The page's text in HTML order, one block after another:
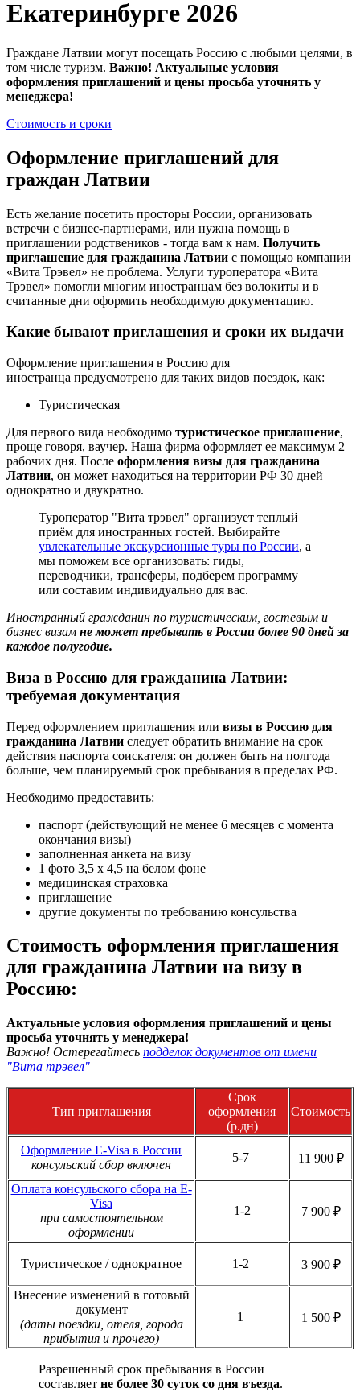
Екатеринбурге 2026
Граждане Латвии могут посещать Россию с любыми целями, в
том числе туризм. Важно! Актуальные условия
оформления приглашений и цены просьба уточнять у
менеджера!
Стоимость и сроки
Оформление приглашений для
граждан Латвии
Есть желание посетить просторы России, организовать
встречи с бизнес-партнерами, или нужна помощь в
приглашении родствеников - тогда вам к нам. Получить
приглашение для гражданина Латвии с помощью компании
«Вита Трэвел» не проблема. Услуги туроператора «Вита
Трэвел» помогли многим иностранцам без волокиты и в
считанные дни оформить необходимую документацию.
Какие бывают приглашения и сроки их выдачи
Оформление приглашения в Россию для
иностранца предусмотрено для таких видов поездок, как:
Туристическая
Для первого вида необходимо туристическое приглашение,
проще говоря, ваучер. Наша фирма оформляет ее максимум 2
рабочих дня. После оформления визы для гражданина
Латвии, он может находиться на территории РФ 30 дней
однократно и двукратно.
Туроператор "Вита трэвел" организует теплый
приём для иностранных гостей. Выбирайте
увлекательные экскурсионные туры по России, а
мы поможем все организовать: гиды,
переводчики, трансферы, подберем программу
или составим индивидуально для вас.
Иностранный гражданин по туристическим, гостевым и
бизнес визам не может пребывать в России более 90 дней за
каждое полугодие.
Виза в Россию для гражданина Латвии:
требуемая документация
Перед оформлением приглашения или визы в Россию для
гражданина Латвии следует обратить внимание на срок
действия паспорта соискателя: он должен быть на полгода
больше, чем планируемый срок пребывания в пределах РФ.
Необходимо предоставить:
паспорт (действующий не менее 6 месяцев с момента
окончания визы)
заполненная анкета на визу
1 фото 3,5 х 4,5 на белом фоне
медицинская страховка
приглашение
другие документы по требованию консульства
Стоимость оформления приглашения
для гражданина Латвии на визу в
Россию:
Актуальные условия оформления приглашений и цены
просьба уточнять у менеджера!
Важно! Остерегайтесь подделок документов от имени
"Вита трэвел"
Тип приглашения
Срок
оформления
(р.дн)
Стоимость
Оформление E-Visa в России
консульский сбор включен
5-7 11 900 ₽
Оплата консульского сбора на E-
Visa
при самостоятельном
оформлении
1-2 7 900 ₽
Туристическое / однократное 1-2 3 900 ₽
Внесение изменений в готовый
документ
(даты поездки, отеля, города
прибытия и прочего)
1 1 500 ₽
Разрешенный срок пребывания в России
составляет не более 30 суток со дня въезда.